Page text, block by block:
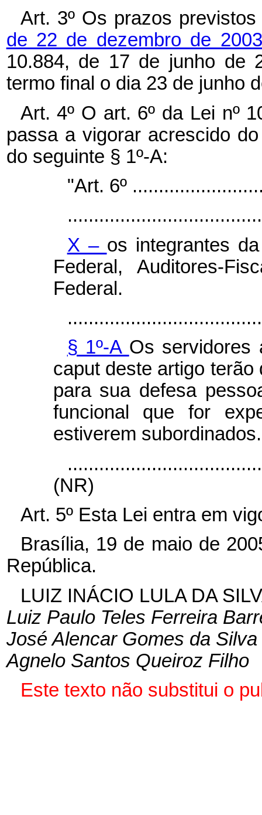
Art. 3º Os prazos
de 22 de dezembro de
10.884, de 17 de junho de
termo final o dia 23 de junho
Art. 4º O art. 6º da Lei nº
passa a vigorar acrescido
do seguinte § 1º-A:
"Art. 6º
X – os integrantes
Federal, Auditores-
Federal.
§ 1º-A Os
caput deste artigo
para sua defesa
funcional que for
estiverem subordinados.
(NR)
Art. 5º Esta Lei entra em
Brasília, 19 de maio de
República.
LUIZ INÁCIO LULA DA
Luiz Paulo Teles Ferreira
José Alencar Gomes da Silva
Agnelo Santos Queiroz Filho
Este texto não substitui o